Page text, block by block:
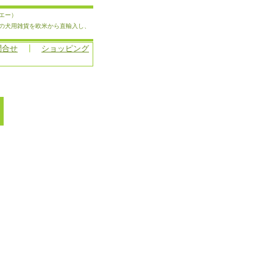
ー）
用雑貨を欧米から直輸入し、
合せ
ショッピング